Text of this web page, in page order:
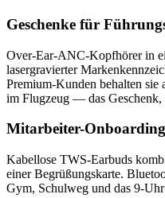
Geschenke für
Over-Ear-ANC-Kopfhörer in
lasergravierter
Premium-Kunden behalten sie
im Flugzeug — das Geschenk,
Mitarbeiter-
Kabellose TWS-Earbuds
einer Begrüßungskarte.
Gym, Schulweg und das 9-